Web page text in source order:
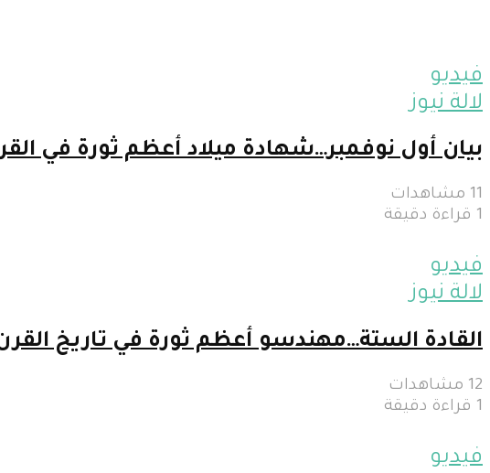
فيديو
لالة نيوز
بيان أول نوفمبر…شهادة ميلاد أعظم ثورة في
11 مشاهدات
1 قراءة دقيقة
فيديو
لالة نيوز
القادة الستة…مهندسو أعظم ثورة في تاريخ
12 مشاهدات
1 قراءة دقيقة
فيديو